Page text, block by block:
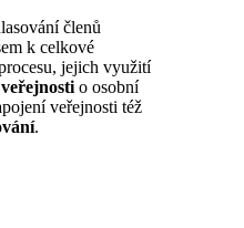
členů
k celkové
jejich využití
o osobní
veřejnosti též
.